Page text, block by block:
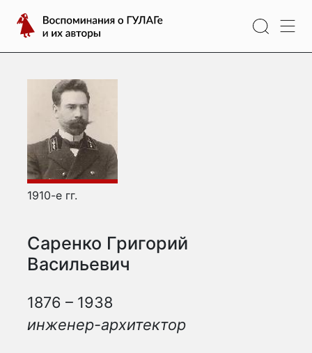
содержимому
Воспоминания
о
ГУЛАГе
авторы
Саренко Григорий
Васильевич
1876 – 1938
инженер-архитектор
1910-е гг.